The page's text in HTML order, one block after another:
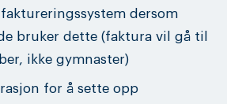
dersom
bruker dette (faktura vil gå til
ikke gymnaster)
for å sette opp